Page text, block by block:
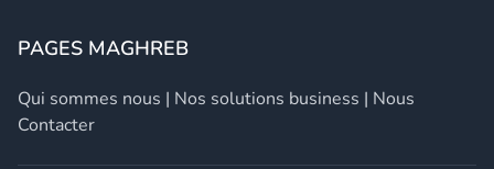
PAGES MAGHREB
Qui sommes nous | Nos solutions business | Nous
Contacter